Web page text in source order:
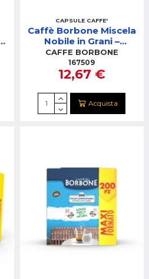
CAPSULE CAFFE'
Caffè Borbone Miscela
Nobile in Grani –
Confezione da 1 Kg
CAFFE BORBONE
167509
12,67 €
Acquista